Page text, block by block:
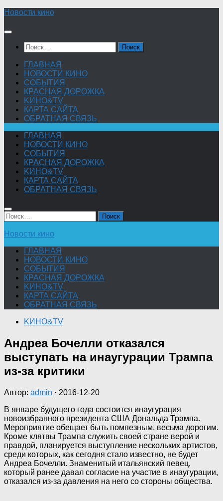
Skip
content
Новости кино
Найти:
ГЛАВНАЯ
НОВОСТИ КИНО
СОБЫТИЯ
КРАСНАЯ ДОРОЖКА
KИНО&TV
КАРТА САЙТА
ОБРАТНАЯ СВЯЗЬ
ГЛАВНАЯ
НОВОСТИ КИНО
СОБЫТИЯ
КРАСНАЯ ДОРОЖКА
KИНО&TV
КАРТА САЙТА
ОБРАТНАЯ СВЯЗЬ
Найти:
Новости кино
ГЛАВНАЯ
НОВОСТИ КИНО
СОБЫТИЯ
КРАСНАЯ ДОРОЖКА
KИНО&TV
КАРТА САЙТА
ОБРАТНАЯ СВЯЗЬ
KИНО&TV
Андреа Бочелли отказался
выступать на инаугурации Трампа
из-за критики
Автор: admin · 2016-12-20
В январе будущего года состоится инаугурация
новоизбранного президента США Дональда Трампа.
Мероприятие обещает быть помпезным, весьма дорогим.
Кроме клятвы Трампа служить своей стране верой и
правдой, планируется выступление нескольких артистов,
среди которых, как сегодня стало известно, не будет
Андреа Бочелли. Знаменитый итальянский певец,
который ранее давал согласие на участие в инаугурации,
отказался из-за давления на него со стороны общества.